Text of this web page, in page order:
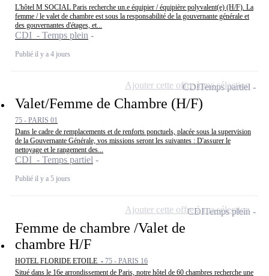
L'hôtel M SOCIAL Paris recherche un.e équipier / équipière polyvalent(e) (H/F). La
femme / le valet de chambre est sous la responsabilité de la gouvernante générale et
des gouvernantes d'étages, et...
CDI - Temps plein
Publié il y a 4 jours
Valet/Femme de Chambre (H/F)
75 - PARIS 01
Dans le cadre de remplacements et de renforts ponctuels, placée sous la supervision
de la Gouvernante Générale, vos missions seront les suivantes : D'assurer le
nettoyage et le rangement des...
CDI - Temps partiel
Publié il y a 5 jours
CDITemps partiel
Ajouter cette offre à ma sélection
Femme de chambre /Valet de
chambre H/F
HOTEL FLORIDE ETOILE - 75 - PARIS 16
Situé dans le 16e arrondissement de Paris, notre hôtel de 60 chambres recherche une
CDITemps plein
Ajouter cette offre à ma sélection